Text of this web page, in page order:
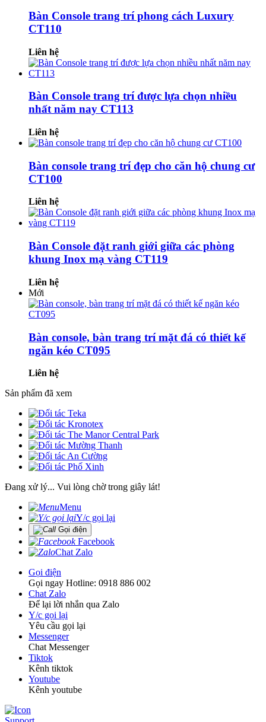
Bàn Console trang trí phong cách Luxury
CT110
Liên hệ
Bàn Console trang trí được lựa chọn nhiều
nhất năm nay CT113
Liên hệ
Bàn console trang trí đẹp cho căn hộ chung cư
CT100
Liên hệ
Bàn Console đặt ranh giới giữa các phòng
khung Inox mạ vàng CT119
Liên hệ
Mới
Bàn console, bàn trang trí mặt đá có thiết kế
ngăn kéo CT095
Liên hệ
Sản phẩm đã xem
Đang xử lý... Vui lòng chờ trong giây lát!
Menu
Y/c gọi lại
Gọi điện
Facebook
Chat Zalo
Gọi điện
Gọi ngay Hotline: 0918 886 002
Chat Zalo
Để lại lời nhắn qua Zalo
Y/c gọi lại
Yêu cầu gọi lại
Messenger
Chat Messenger
Tiktok
Kênh tiktok
Youtube
Kênh youtube